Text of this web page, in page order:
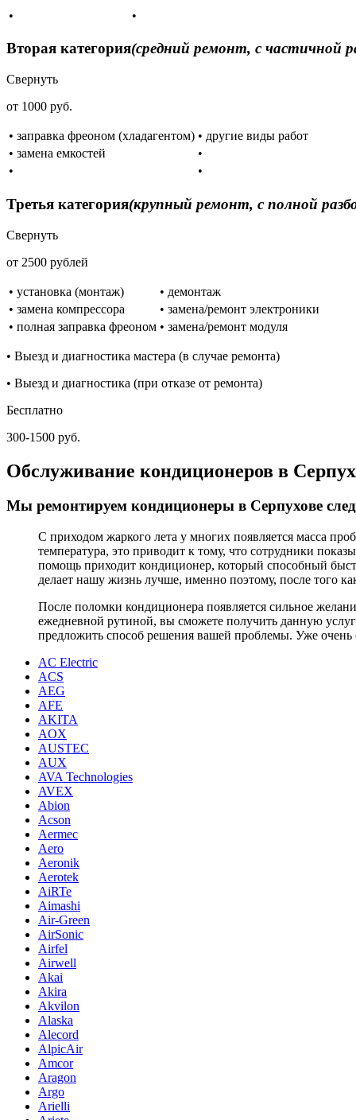
•
•
Вторая категория(средний ремонт, с частичной
Свернуть
от 1000 руб.
• заправка фреоном (хладагентом) • другие виды работ
• замена емкостей
•
•
•
Третья категория(крупный ремонт, с полной
Свернуть
от 2500 рублей
• установка (монтаж)
• демонтаж
• замена компрессора
• замена/ремонт электроники
• полная заправка фреоном • замена/ремонт модуля
• Выезд и диагностика мастера (в случае ремонта)
• Выезд и диагностика (при отказе от ремонта)
Бесплатно
300-1500 руб.
Обслуживание кондиционеров в
Мы ремонтируем кондиционеры в Серпухове
С приходом жаркого лета у многих появляется масса
температура, это приводит к тому, что сотрудники
помощь приходит кондиционер, который способный
делает нашу жизнь лучше, именно поэтому, после того
После поломки кондиционера появляется сильное
ежедневной рутиной, вы сможете получить данную
предложить способ решения вашей проблемы. Уже очень
AC Electric
ACS
AEG
AFE
AKITA
AOX
AUSTEC
AUX
AVA Technologies
AVEX
Abion
Acson
Aermec
Aero
Aeronik
Aerotek
AiRTe
Aimashi
Air-Green
AirSonic
Airfel
Airwell
Akai
Akira
Akvilon
Alaska
Alecord
AlpicAir
Amcor
Aragon
Argo
Arielli